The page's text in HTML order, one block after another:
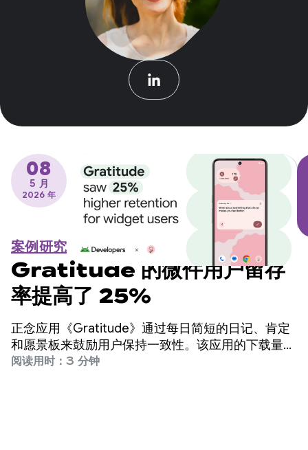
08
5 月
2026 年
案例研究
Gratitude 的微件用户留存
率提高了 25%
正念应用《Gratitude》通过每日简短的日记、肯定
和愿景板来鼓励用户保持一致性。该应用的下载量已
超过 600 万次，获得了 15 万次五星评级，并记录了
阅读用时：3 分钟